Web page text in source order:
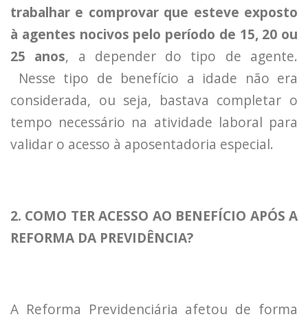
trabalhar e comprovar que esteve exposto
à agentes nocivos pelo período de 15, 20 ou
25 anos, a depender do tipo de agente.
Nesse tipo de benefício a idade não era
considerada, ou seja, bastava completar o
tempo necessário na atividade laboral para
validar o acesso à aposentadoria especial.
2. COMO TER ACESSO AO BENEFÍCIO APÓS A
REFORMA DA PREVIDÊNCIA?
A Reforma Previdenciária afetou de forma